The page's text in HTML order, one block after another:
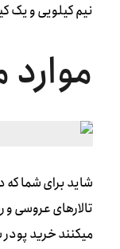
نیم کیلویی و یک
شاید برای شما
تالارهای عروسی و
میکنند خرید